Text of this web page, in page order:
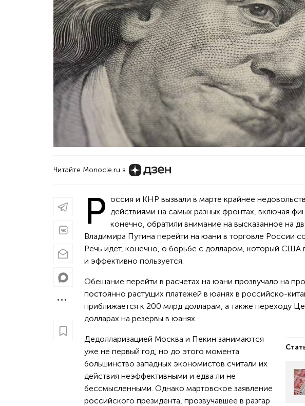
Читайте Monocle.ru в
Р оссия и КНР вызвали в марте крайнее
действиями на самых разных фронтах, включая
конечно, обратили внимание на высказанное на
Владимира Путина перейти на юани в торговле России
Речь идет, конечно, о борьбе с долларом, который США
и эффективно пользуется.
Обещание перейти в расчетах на юани прозвучало на
постоянно растущих платежей в юанях в российско-
приближается к 200 млрд долларам, а также переходу
долларах на резервы в юанях.
Дедолларизацией Москва и Пекин занимаются
уже не первый год, но до этого момента
большинство западных экономистов считали их
действия неэффективными и едва ли не
бессмысленными. Однако мартовское заявление
российского президента, прозвучавшее в разгар